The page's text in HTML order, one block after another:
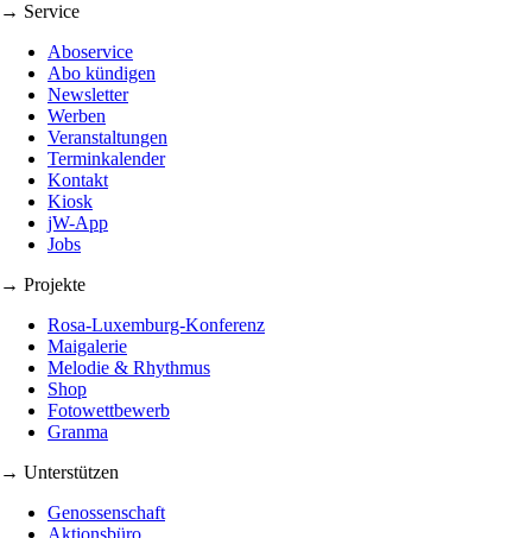
→ Service
Aboservice
Abo kündigen
Newsletter
Werben
Veranstaltungen
Terminkalender
Kontakt
Kiosk
jW-App
Jobs
→ Projekte
Rosa-Luxemburg-Konferenz
Maigalerie
Melodie & Rhythmus
Shop
Fotowettbewerb
Granma
→ Unterstützen
Genossenschaft
Aktionsbüro